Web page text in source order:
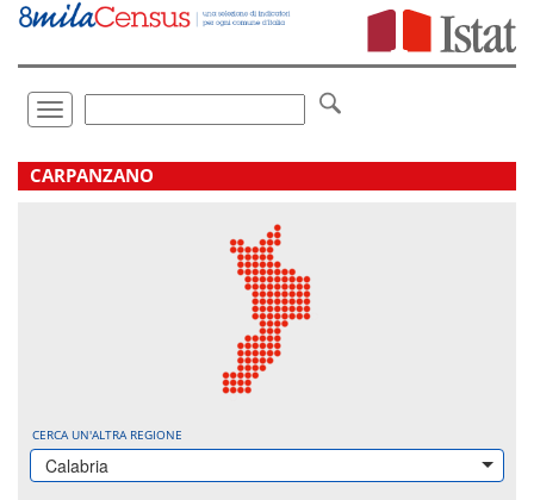
Vai
direttamente
Toggle
navigation
.
CARPANZANO
CERCA UN'ALTRA REGIONE
Calabria